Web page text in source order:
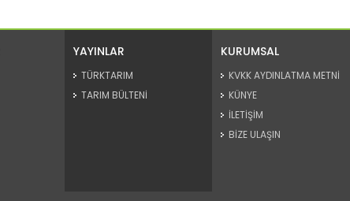
YAYINLAR
TÜRKTARIM
TARIM BÜLTENİ
KURUMSAL
KVKK AYDINLATMA METNİ
KÜNYE
İLETİŞİM
BİZE ULAŞIN